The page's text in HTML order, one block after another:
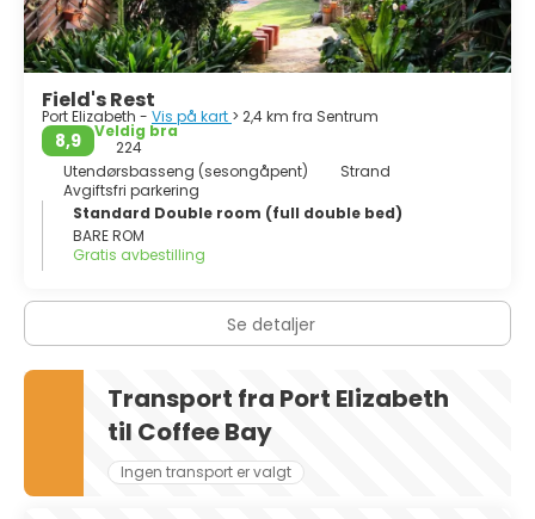
Field's Rest
Port Elizabeth - Vis på kart > 2,4 km fra Sentrum
8,9
Veldig bra
224
Utendørsbasseng (sesongåpent)
Strand
Avgiftsfri parkering
Standard Double room (full double bed)
BARE ROM
Gratis avbestilling
Se detaljer
Transport fra Port Elizabeth
til Coffee Bay
Ingen transport er valgt